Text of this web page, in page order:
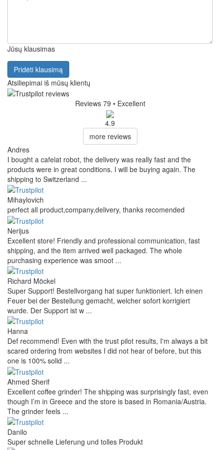
Jūsų klausimas
Pridėti klausimą
Atsiliepimai iš mūsų klientų
Reviews 79 • Excellent
4.9
more reviews
Andres
I bought a cafelat robot, the delivery was really fast and the
products were in great conditions. I will be buying again. The
shipping to Switzerland ...
Mihaylovich
perfect all product,company,delivery, thanks recomended
Nerijus
Excellent store! Friendly and professional communication, fast
shipping, and the item arrived well packaged. The whole
purchasing experience was smoot ...
Richard Möckel
Super Support! Bestellvorgang hat super funktioniert. Ich einen
Feuer bei der Bestellung gemacht, welcher sofort korrigiert
wurde. Der Support ist w ...
Hanna
Def recommend! Even with the trust pilot results, I'm always a bit
scared ordering from websites I did not hear of before, but this
one is 100% solid ...
Ahmed Sherif
Excellent coffee grinder! The shipping was surprisingly fast, even
though I’m in Greece and the store is based in Romania/Austria.
The grinder feels ...
Danilo
Super schnelle Lieferung und tolles Produkt